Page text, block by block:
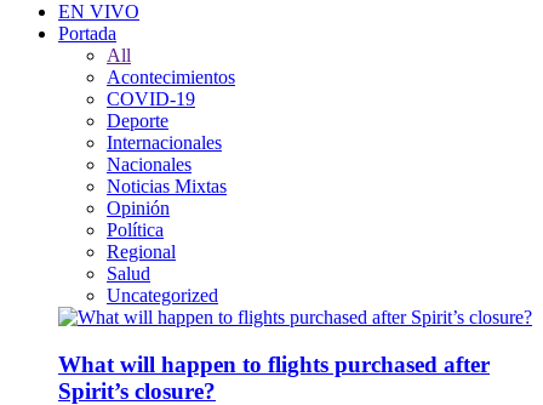
EN VIVO
Portada
All
Acontecimientos
COVID-19
Deporte
Internacionales
Nacionales
Noticias Mixtas
Opinión
Política
Regional
Salud
Uncategorized
What will happen to flights purchased after
Spirit’s closure?